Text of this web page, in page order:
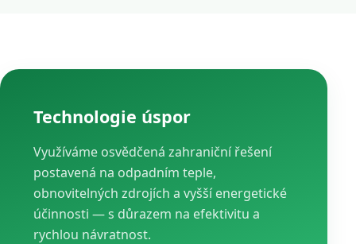
Technologie úspor
Využíváme osvědčená zahraniční řešení
postavená na odpadním teple,
obnovitelných zdrojích a vyšší energetické
účinnosti — s důrazem na efektivitu a
rychlou návratnost.